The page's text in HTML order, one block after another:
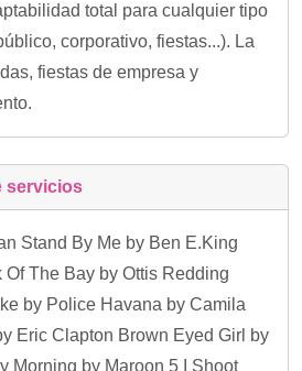
total para cualquier tipo
corporativo, fiestas...). La
fiestas de empresa y
servicios
Stand By Me by Ben E.King
Of The Bay by Ottis Redding
by Police Havana by Camila
Eric Clapton Brown Eyed Girl by
Morning by Maroon 5 I Shoot